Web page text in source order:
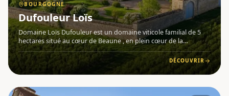
BOURGOGNE
Dufouleur Loïs
Domaine Loïs Dufouleur est un domaine viticole familial de 5
hectares situé au cœur de Beaune , en plein cœur de la
Bourgogne . Fondé par Anne Marie et Philippe Dufouleur,
passionnés des grands vins de Bourgogne, il bénéficie d'une
situatio
DÉCOUVRIR